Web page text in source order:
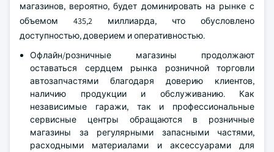
магазинов, вероятно, будет доминировать на рынке с
объемом 435,2 миллиарда, что обусловлено
доступностью, доверием и оперативностью.
Офлайн/розничные магазины продолжают
оставаться сердцем рынка розничной торговли
автозапчастями благодаря доверию клиентов,
наличию продукции и обслуживанию. Как
независимые гаражи, так и профессиональные
сервисные центры обращаются в розничные
магазины за регулярными запасными частями,
расходными материалами и аксессуарами для